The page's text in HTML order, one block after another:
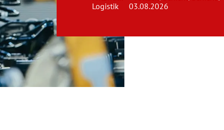
Logistik
03.08.2026
Team
Kontakt